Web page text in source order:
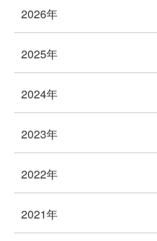
2026年
2025年
2024年
2023年
2022年
2021年